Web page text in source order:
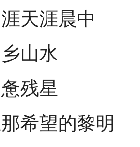
天涯晨中
山水
残星
希望的黎明